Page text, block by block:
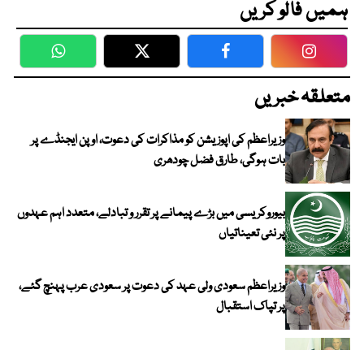
ہمیں فالو کریں
WhatsApp Twitter Facebook
متعلقہ خبریں
وزیراعظم کی اپوزیشن کو مذاکرات کی دعوت، اوپن ایجنڈے پر
بات ہوگی، طارق فضل چودھری
بیوروکریسی میں بڑے پیمانے پر تقرر و تبادلے، متعدد اہم عہدوں
پر نئی تعیناتیاں
وزیراعظم سعودی ولی عہد کی دعوت پر سعودی عرب پہنچ گئے،
پر تپاک استقبال